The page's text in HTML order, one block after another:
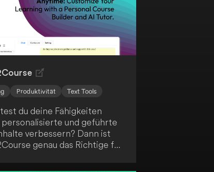
Produktivität Text Tools
du deine Fähigkeiten
personalisierte und geführte
verbessern? Dann ist
genau das Richtige für